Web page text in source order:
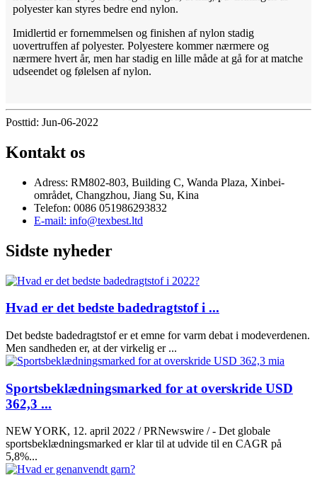
polyester kan styres bedre end nylon.
Imidlertid er fornemmelsen og finishen af ​​nylon stadig
uovertruffen af ​​polyester. Polyestere kommer nærmere og
nærmere hvert år, men har stadig en lille måde at gå for at matche
udseendet og følelsen af ​​nylon.
Posttid: Jun-06-2022
Kontakt os
Adress: RM802-803, Building C, Wanda Plaza, Xinbei-
området, Changzhou, Jiang Su, Kina
Telefon: 0086 051986293832
E-mail: info@texbest.ltd
Sidste nyheder
Hvad er det bedste badedragtstof i ...
Det bedste badedragtstof er et emne for varm debat i modeverdenen.
Men sandheden er, at der virkelig er ...
Sportsbeklædningsmarked for at overskride USD
362,3 ...
NEW YORK, 12. april 2022 / PRNewswire / - Det globale
sportsbeklædningsmarked er klar til at udvide til en CAGR på
5,8%...